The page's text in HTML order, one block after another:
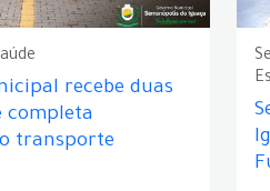
recebe duas
completa
transporte